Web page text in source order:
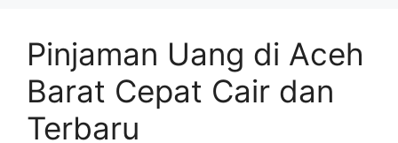
Pinjaman Uang di Aceh
Barat Cepat Cair dan
Terbaru